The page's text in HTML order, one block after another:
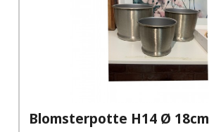
Blomsterpotte H14 Ø 18cm